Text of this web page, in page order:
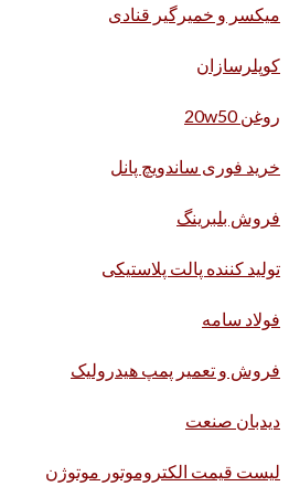
میکسر و خمیرگیر قنادی
کوپلرسازان
روغن 20w50
خرید فوری ساندویچ پانل
فروش بلبرینگ
تولید کننده پالت پلاستیکی
فولاد سامه
فروش و تعمیر پمپ هیدرولیک
دیدبان صنعت
لیست قیمت الکتروموتور موتوژن